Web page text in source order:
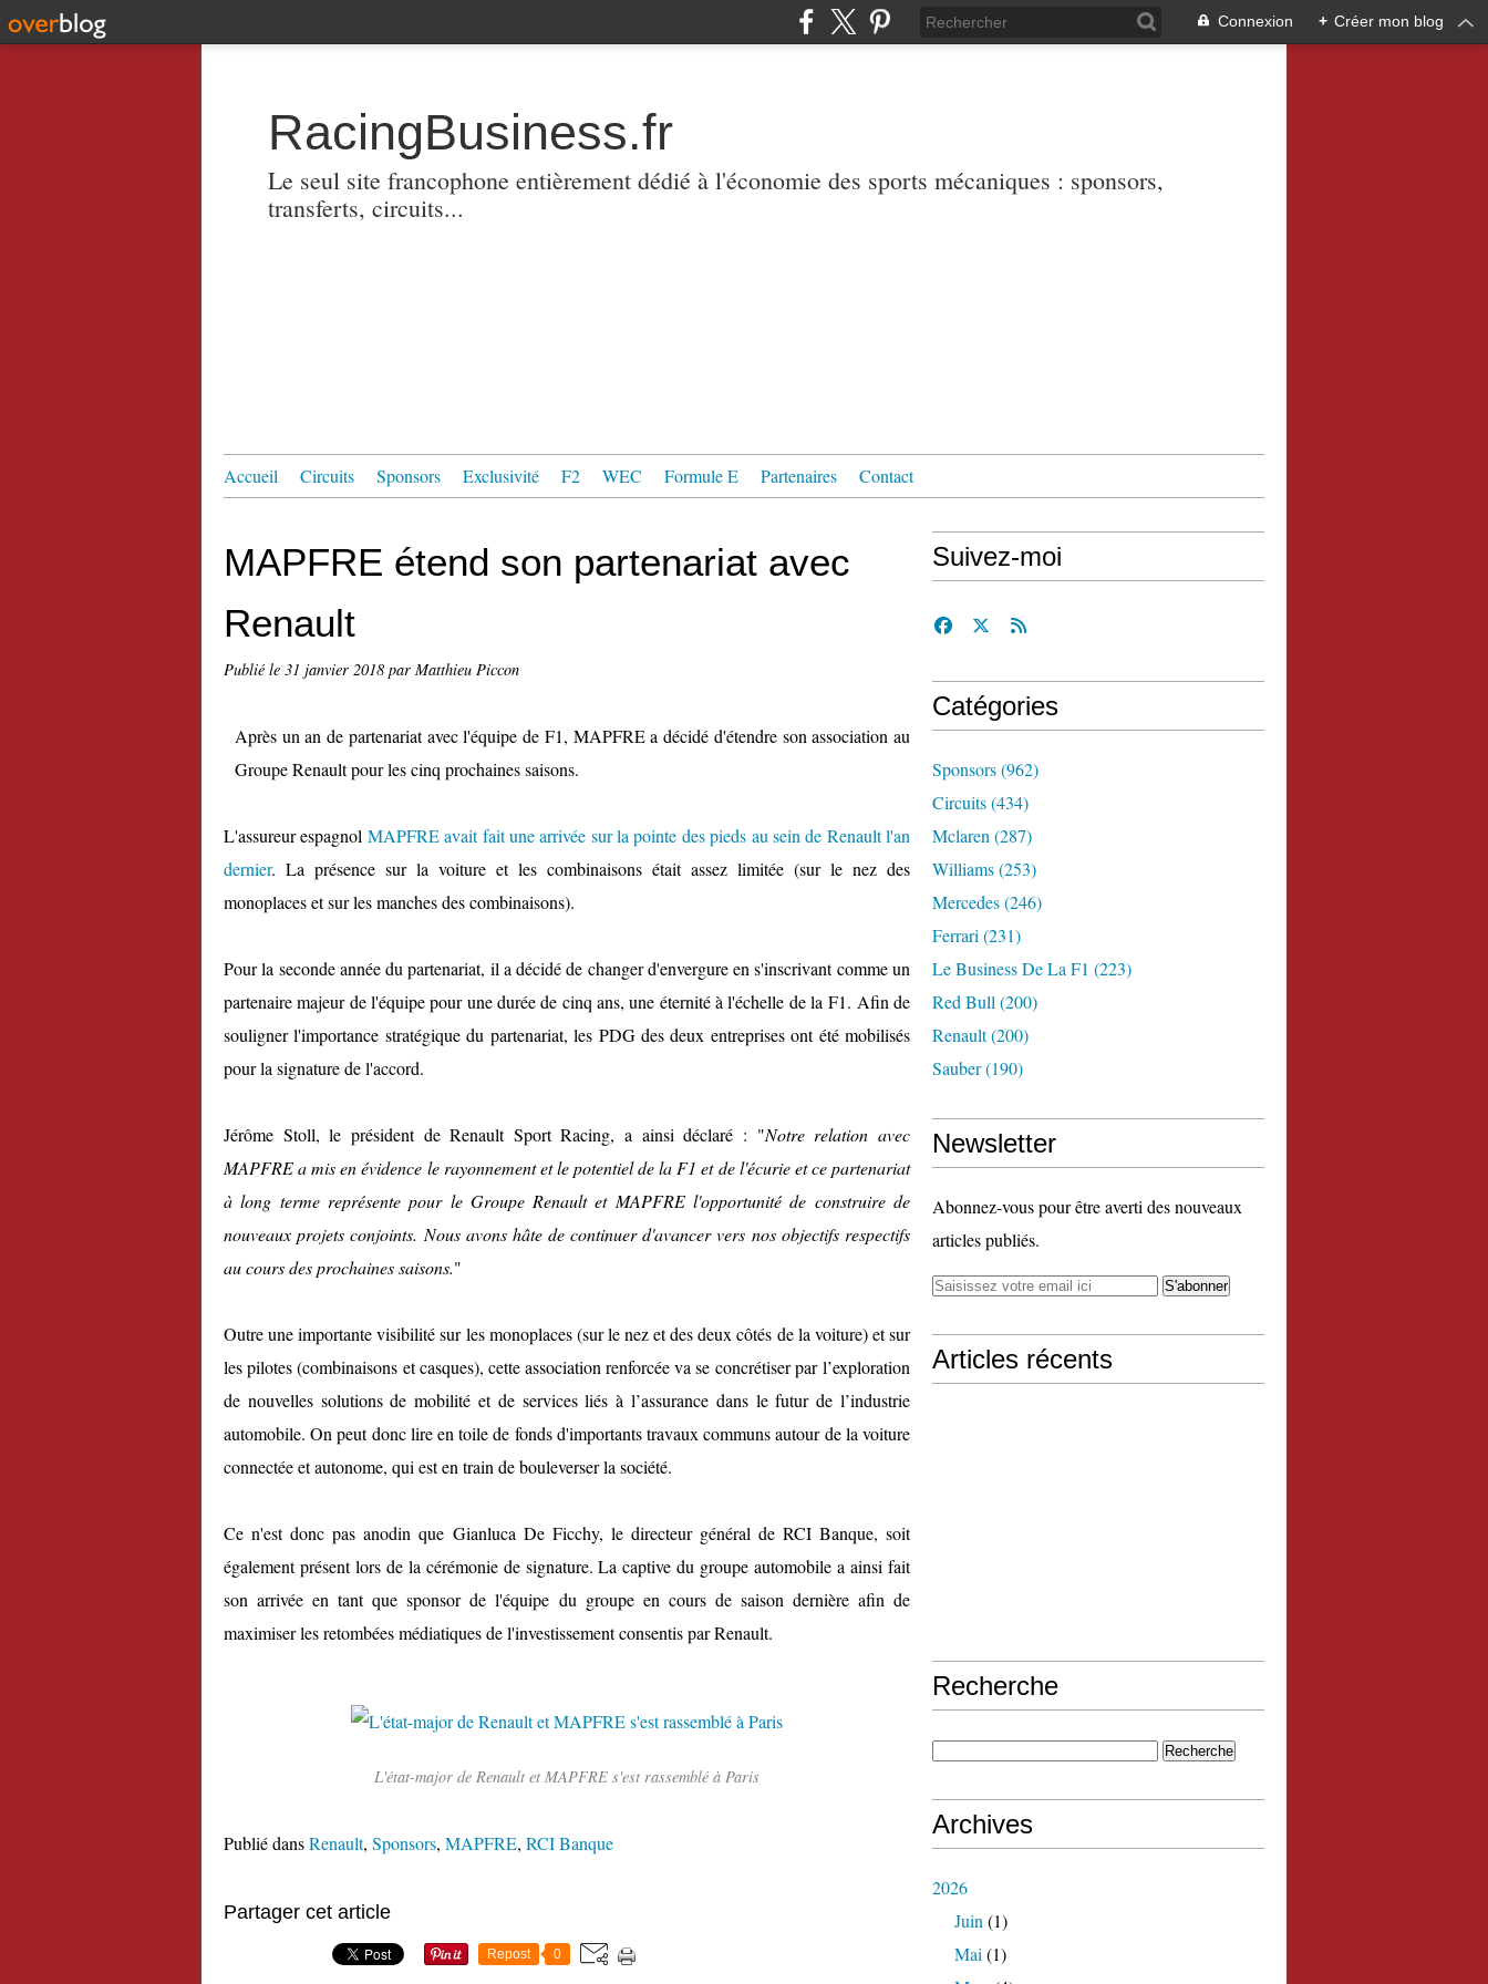
Connexion + Créer mon blog
RacingBusiness.fr
Le seul site francophone entièrement dédié à l'économie des sports mécaniques : sponsors,
transferts, circuits...
Accueil Circuits Sponsors Exclusivité F2 WEC Formule E Partenaires Contact
MAPFRE étend son partenariat avec
Renault
Publié le 31 janvier 2018 par Matthieu Piccon
Après un an de partenariat avec l'équipe de F1, MAPFRE a décidé d'étendre son association au
Groupe Renault pour les cinq prochaines saisons.
L'assureur espagnol MAPFRE avait fait une arrivée sur la pointe des pieds au sein de Renault l'an
dernier. La présence sur la voiture et les combinaisons était assez limitée (sur le nez des
monoplaces et sur les manches des combinaisons).
Pour la seconde année du partenariat, il a décidé de changer d'envergure en s'inscrivant comme un
partenaire majeur de l'équipe pour une durée de cinq ans, une éternité à l'échelle de la F1. Afin de
souligner l'importance stratégique du partenariat, les PDG des deux entreprises ont été mobilisés
pour la signature de l'accord.
Jérôme Stoll, le président de Renault Sport Racing, a ainsi déclaré : "Notre relation avec
MAPFRE a mis en évidence le rayonnement et le potentiel de la F1 et de l'écurie et ce partenariat
à long terme représente pour le Groupe Renault et MAPFRE l'opportunité de construire de
nouveaux projets conjoints. Nous avons hâte de continuer d'avancer vers nos objectifs respectifs
au cours des prochaines saisons."
Outre une importante visibilité sur les monoplaces (sur le nez et des deux côtés de la voiture) et sur
les pilotes (combinaisons et casques), cette association renforcée va se concrétiser par l’exploration
de nouvelles solutions de mobilité et de services liés à l’assurance dans le futur de l’industrie
automobile. On peut donc lire en toile de fonds d'importants travaux communs autour de la voiture
connectée et autonome, qui est en train de bouleverser la société.
Ce n'est donc pas anodin que Gianluca De Ficchy, le directeur général de RCI Banque, soit
également présent lors de la cérémonie de signature. La captive du groupe automobile a ainsi fait
son arrivée en tant que sponsor de l'équipe du groupe en cours de saison dernière afin de
maximiser les retombées médiatiques de l'investissement consentis par Renault.
L'état-major de Renault et MAPFRE s'est rassemblé à Paris
Publié dansRenault, Sponsors, MAPFRE, RCI Banque
Partager cet article
Repost 0
Suivez-moi
Catégories
Sponsors(962)
Circuits(434)
Mclaren (287)
Williams(253)
Mercedes(246)
Ferrari (231)
Le Business De La F1 (223)
Red Bull (200)
Renault(200)
Sauber(190)
Newsletter
Abonnez-vous pour être averti des nouveaux
articles publiés.
Articles récents
Recherche
Archives
2026
Juin (1)
Mai (1)